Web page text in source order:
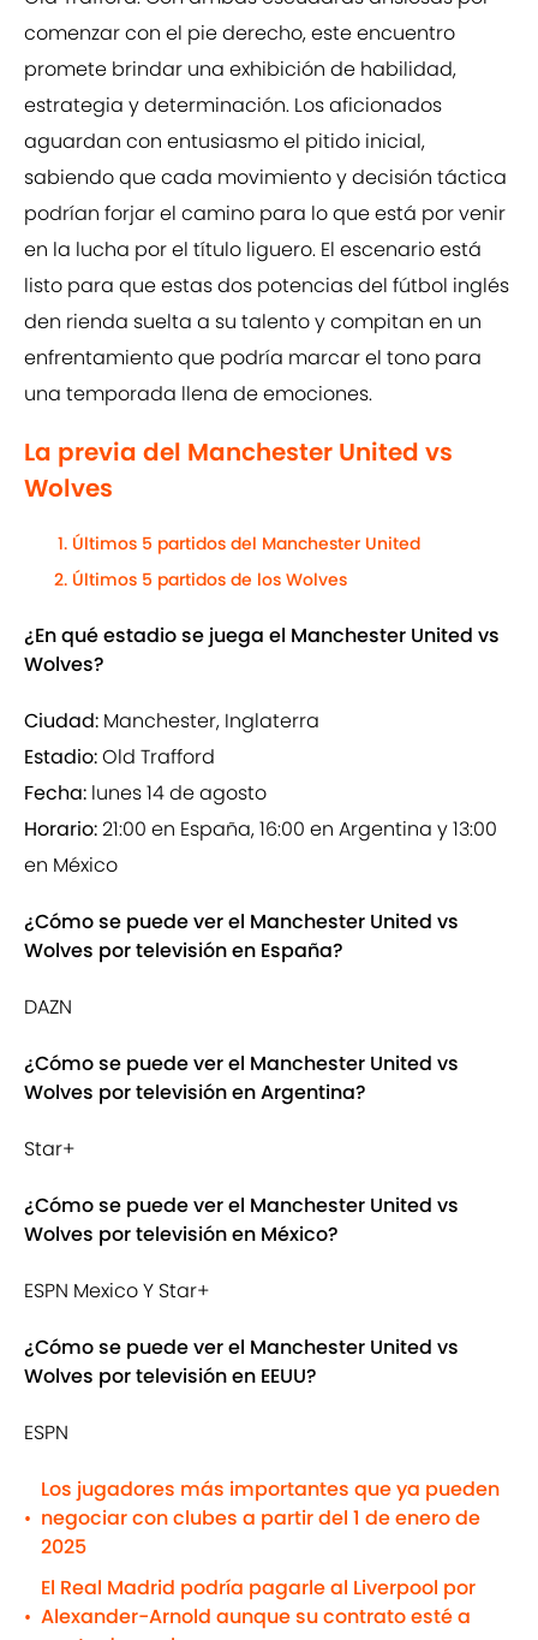
comenzar con el pie derecho, este encuentro
promete brindar una exhibición de habilidad,
estrategia y determinación. Los aficionados
aguardan con entusiasmo el pitido inicial,
sabiendo que cada movimiento y decisión táctica
podrían forjar el camino para lo que está por venir
en la lucha por el título liguero. El escenario está
listo para que estas dos potencias del fútbol inglés
den rienda suelta a su talento y compitan en un
enfrentamiento que podría marcar el tono para
una temporada llena de emociones.
La previa del Manchester United vs
Wolves
Últimos 5 partidos del Manchester United
Últimos 5 partidos de los Wolves
¿En qué estadio se juega el Manchester United vs
Wolves?
Ciudad: Manchester, Inglaterra
Estadio:Old Trafford
Fecha: lunes 14 de agosto
Horario:21:00 en España, 16:00 en Argentina y 13:00
en México
¿Cómo se puede ver el Manchester United vs
Wolves por televisión en España?
DAZN
¿Cómo se puede ver el Manchester United vs
Wolves por televisión en Argentina?
Star+
¿Cómo se puede ver el Manchester United vs
Wolves por televisión en México?
ESPN Mexico Y Star+
¿Cómo se puede ver el Manchester United vs
Wolves por televisión en EEUU?
ESPN
•
Los jugadores más importantes que ya pueden
negociar con clubes a partir del 1 de enero de
2025
•
El Real Madrid podría pagarle al Liverpool por
Alexander-Arnold aunque su contrato esté a